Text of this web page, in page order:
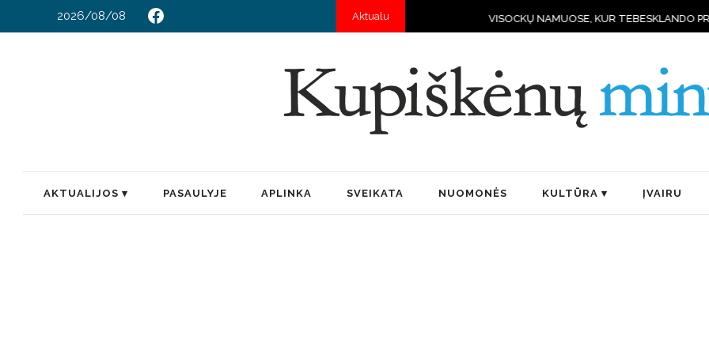
2026/08/08 Aktualu VISOCKŲ NAMUOSE, KUR TEBESKLANDO PRIEŠKARIO DVASIA
AKTUALIJOS PASAULYJE APLINKA SVEIKATA NUOMONĖS KULTŪRA ĮVAIRU